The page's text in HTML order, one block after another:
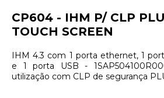
CP604 - IHM P/ CLP
TOUCH SCREEN
IHM 4.3 com 1 porta ethernet, 1
e 1 porta USB -
utilização com CLP de segurança